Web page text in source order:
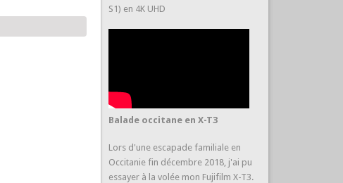
S1) en 4K UHD
Balade occitane en X-T3
Lors d'une escapade familiale en
Occitanie fin décembre 2018, j'ai pu
essayer à la volée mon Fujifilm X-T3.